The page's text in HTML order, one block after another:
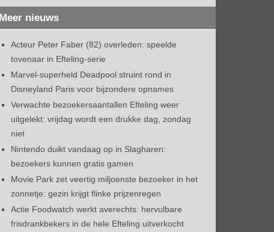
Meer nieuws
Acteur Peter Faber (82) overleden: speelde
tovenaar in Efteling-serie
Marvel-superheld Deadpool struint rond in
Disneyland Paris voor bijzondere opnames
Verwachte bezoekersaantallen Efteling weer
uitgelekt: vrijdag wordt een drukke dag, zondag
niet
Nintendo duikt vandaag op in Slagharen:
bezoekers kunnen gratis gamen
Movie Park zet veertig miljoenste bezoeker in het
zonnetje: gezin krijgt flinke prijzenregen
Actie Foodwatch werkt averechts: hervulbare
frisdrankbekers in de hele Efteling uitverkocht